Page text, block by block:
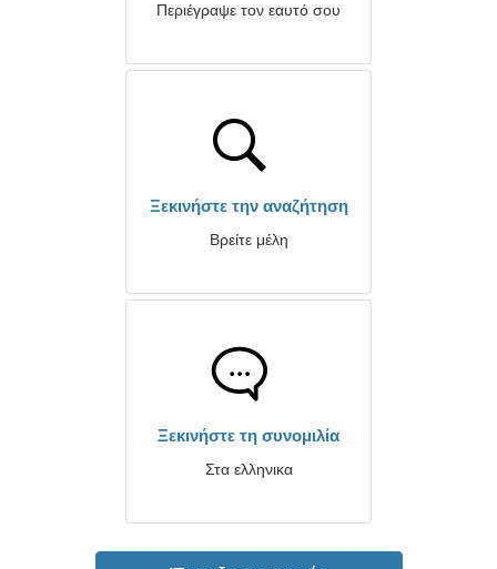
Περιέγραψε τον εαυτό σου
Ξεκινήστε την αναζήτηση
Βρείτε μέλη
Ξεκινήστε τη συνομιλία
Στα ελληνικα